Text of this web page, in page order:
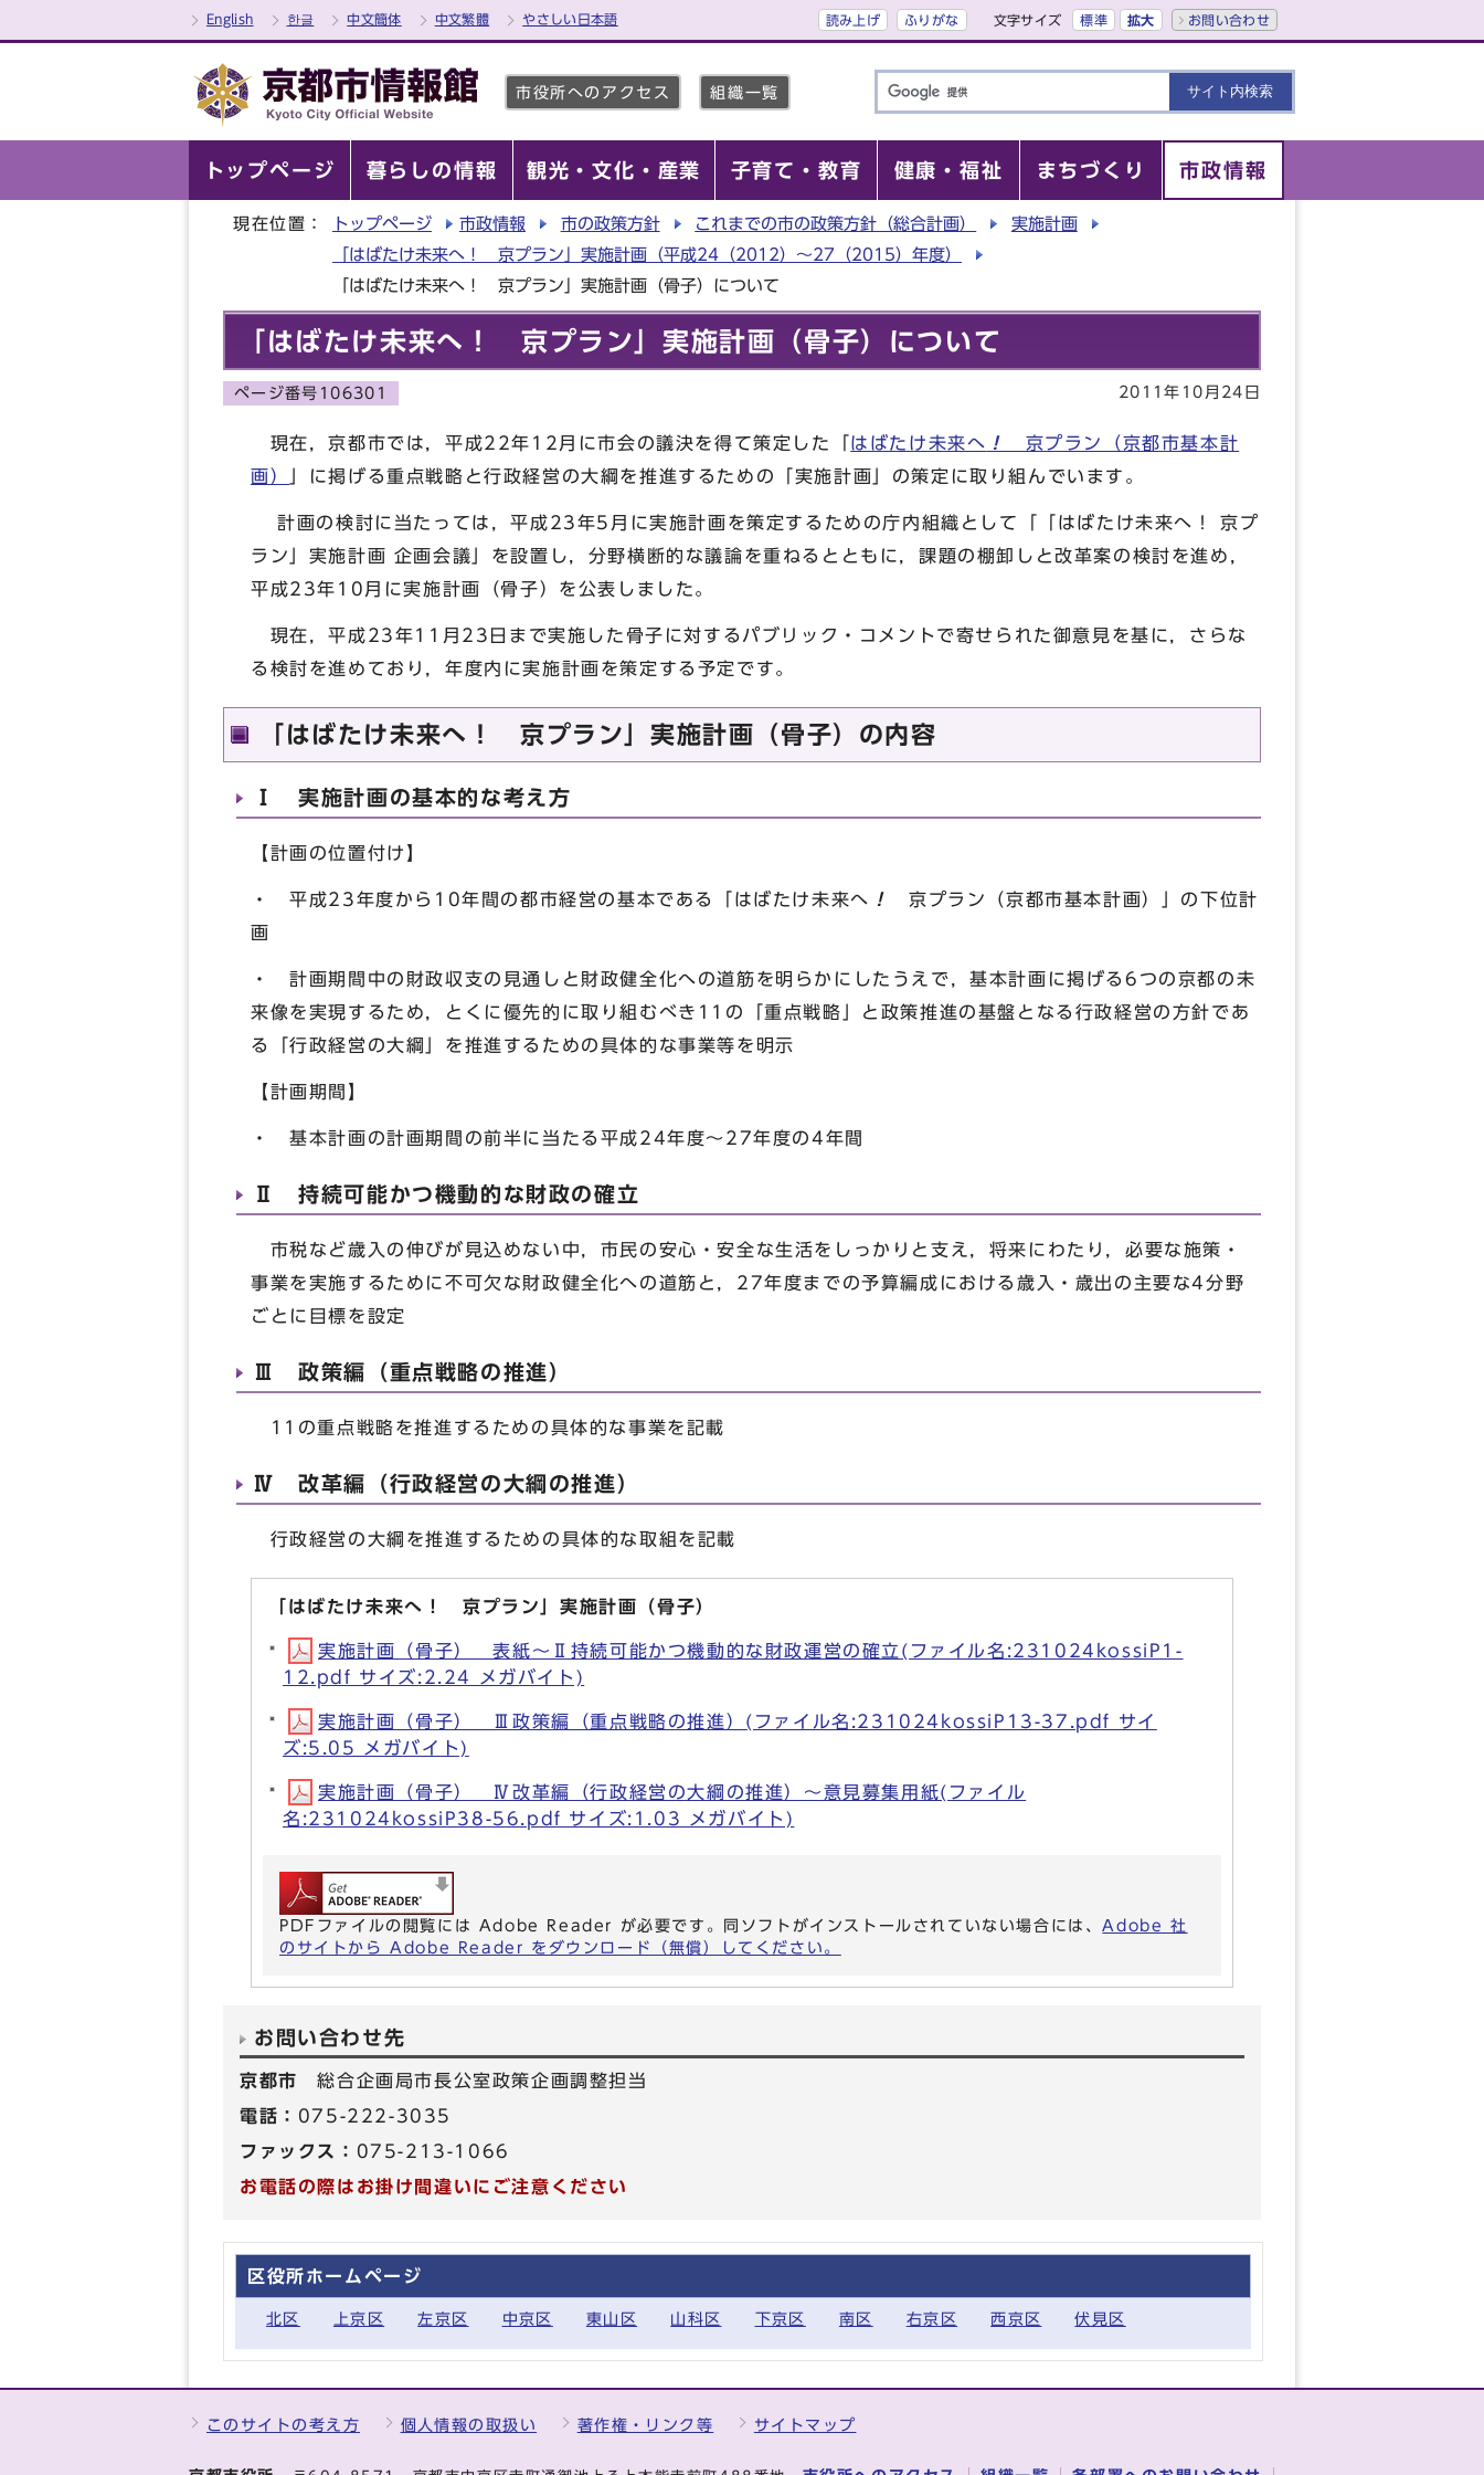
English 한글 中文簡体 中文繁體 やさしい日本語 読み上げ ふりがな 文字サイズ 標準 拡大 お問い合わせ
市役所へのアクセス 組織一覧
トップページ 暮らしの情報 観光・文化・産業 子育て・教育 健康・福祉 まちづくり 市政情報
現在位置： トップページ 市政情報 市の政策方針 これまでの市の政策方針（総合計画）
実施計画​
「はばたけ未来へ！ 京プラン」実施計画（平成24（2012）～27（2015）年度）
「はばたけ未来へ！ 京プラン」実施計画（骨子）について
「はばたけ未来へ！ 京プラン」実施計画（骨子）について
ページ番号106301 2011年10月24日
現在，京都市では，平成22年12月に市会の議決を得て策定した「 はばたけ未来へ ！
京プラン（京都市基本計
画）
」に掲げる重点戦略と行政経営の大綱を推進するための「実施計画」の策定に取り組んでいます。
計画の検討に当たっては，平成23年5月に実施計画を策定するための庁内組織として「「はばたけ未来へ！ 京プ
ラン」実施計画 企画会議」を設置し，分野横断的な議論を重ねるとともに，課題の棚卸しと改革案の検討を進め，
平成23年10月に実施計画（骨子）を公表しました。
現在，平成23年11月23日まで実施した骨子に対するパブリック・コメントで寄せられた御意見を基に，さらな
る検討を進めており，年度内に実施計画を策定する予定です。
「はばたけ未来へ！ 京プラン」実施計画（骨子）の内容
Ⅰ 実施計画の基本的な考え方
【計画の位置付け】
・ 平成23年度から10年間の都市経営の基本である「はばたけ未来へ ！
京プラン（京都市基本計画）」の下位計
画
・ 計画期間中の財政収支の見通しと財政健全化への道筋を明らかにしたうえで，基本計画に掲げる6つの京都の未
来像を実現するため，とくに優先的に取り組むべき11の「重点戦略」と政策推進の基盤となる行政経営の方針であ
る「行政経営の大綱」を推進するための具体的な事業等を明示
【計画期間】
・ 基本計画の計画期間の前半に当たる平成24年度～27年度の4年間
Ⅱ 持続可能かつ機動的な財政の確立
市税など歳入の伸びが見込めない中，市民の安心・安全な生活をしっかりと支え，将来にわたり，必要な施策・
事業を実施するために不可欠な財政健全化への道筋と，27年度までの予算編成における歳入・歳出の主要な4分野
ごとに目標を設定
Ⅲ 政策編（重点戦略の推進）
11の重点戦略を推進するための具体的な事業を記載
Ⅳ 改革編（行政経営の大綱の推進）
行政経営の大綱を推進するための具体的な取組を記載
「はばたけ未来へ！ 京プラン」実施計画（骨子）
実施計画（骨子） 表紙～Ⅱ持続可能かつ機動的な財政運営の確立(ファイル名:231024kossiP1-
12.pdf サイズ:2.24 メガバイト)
実施計画（骨子） Ⅲ政策編（重点戦略の推進）(ファイル名:231024kossiP13-37.pdf サイ
ズ:5.05 メガバイト)
実施計画（骨子） Ⅳ改革編（行政経営の大綱の推進）～意見募集用紙(ファイル
名:231024kossiP38-56.pdf サイズ:1.03 メガバイト)
PDFファイルの閲覧には Adobe Reader が必要です。同ソフトがインストールされていない場合には、Adobe 社
のサイトから Adobe Reader をダウンロード（無償）してください。
お問い合わせ先
京都市総合企画局市長公室政策企画調整担当
電話： 075-222-3035
ファックス： 075-213-1066
お電話の際はお掛け間違いにご注意ください
区役所ホームページ
北区 上京区 左京区 中京区 東山区 山科区 下京区 南区 右京区 西京区 伏見区
このサイトの考え方 個人情報の取扱い 著作権・リンク等 サイトマップ